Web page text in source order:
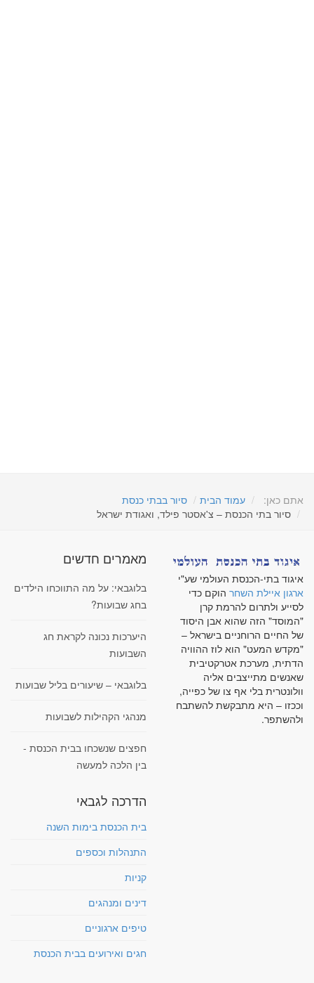
אתם כאן: עמוד הבית
סיור בבתי כנסת
סיור בתי הכנסת – צ'אסטר פילד, ואגודת ישראל
איגוד בתי-הכנסת העולמי שע"י
ארגון איילת השחר הוקם כדי
לסייע ולתרום להרמת קרן
"המוסד" הזה שהוא אבן היסוד
של החיים הרוחניים בישראל –
"מקדש המעט" הוא לוז ההוויה
הדתית, מערכת אטרקטיבית
שאנשים מתייצבים אליה
וולונטרית בלי אף צו של כפייה,
וככזו – היא מתבקשת להשתבח
ולהשתפר.
מאמרים חדשים
בלוגבאי: על מה התווכחו הילדים
בחג שבועות?
היערכות נכונה לקראת חג
השבועות
בלוגבאי – שיעורים בליל שבועות
מנהגי הקהילות לשבועות
חפצים שנשכחו בבית הכנסת -
בין הלכה למעשה
הדרכה לגבאי
בית הכנסת בימות השנה
התנהלות וכספים
קניות
דינים ומנהגים
טיפים ארגוניים
חגים ואירועים בבית הכנסת